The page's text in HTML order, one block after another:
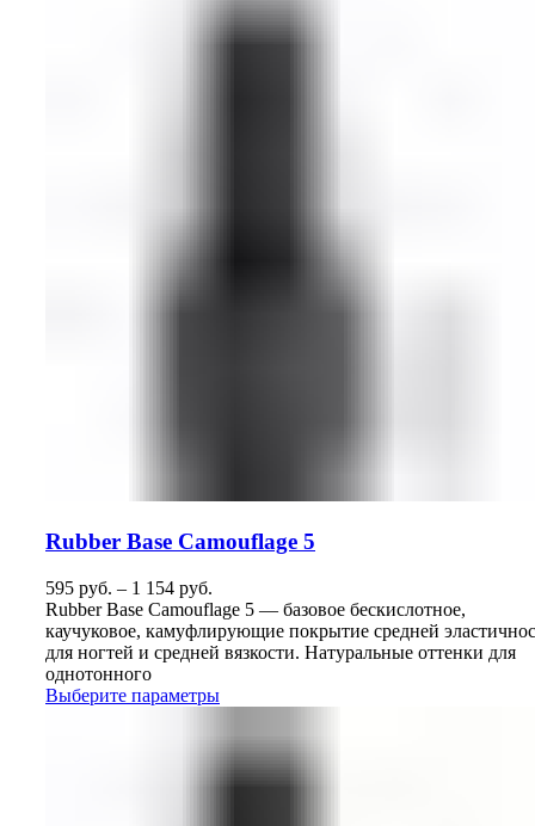
Rubber Base Camouflage 5
595 руб. – 1 154 руб.
Rubber Base Camouflage 5 — базовое бескислотное,
каучуковое, камуфлирующие покрытие средней
для ногтей и средней вязкости. Натуральные оттенки для
однотонного
Выберите параметры